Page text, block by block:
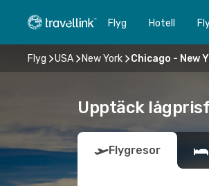
Flyg Hotell
Flyg USA New York Chicago - New
Upptäck
Flygresor